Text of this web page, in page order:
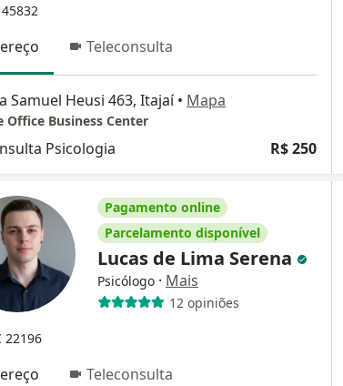
45832
Teleconsulta
Samuel Heusi 463, Itajaí • Mapa
Office Business Center
Psicologia R$ 250
Pagamento online
Parcelamento disponível
Lucas de Lima Serena
Psicólogo · Mais
12 opiniões
22196
Teleconsulta